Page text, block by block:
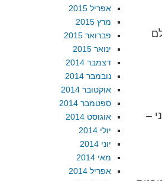
–
אפריל 2015
מרץ 2015
פברואר 2015
ינואר 2015
דצמבר 2014
נובמבר 2014
אוקטובר 2014
ספטמבר 2014
אוגוסט 2014
יולי 2014
יוני 2014
מאי 2014
אפריל 2014